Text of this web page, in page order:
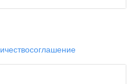
соглашение